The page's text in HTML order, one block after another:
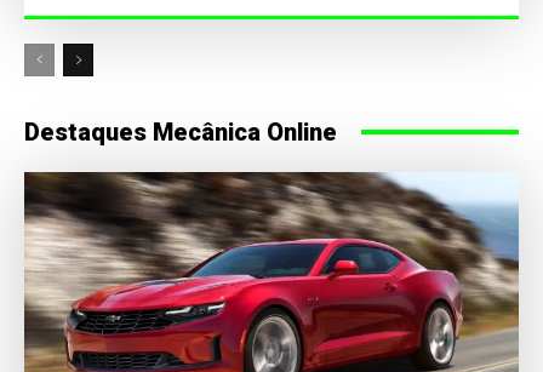
Destaques Mecânica Online